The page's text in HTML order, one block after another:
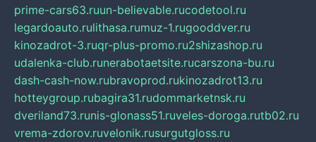
prime-cars63.ruun-believable.rucodetool.ru
legardoauto.rulithasa.rumuz-1.rugooddver.ru
kinozadrot-3.ruqr-plus-promo.ru2shizashop.ru
udalenka-club.runerabotaetsite.rucarszona-bu.ru
dash-cash-now.rubravoprod.rukinozadrot13.ru
hotteygroup.rubagira31.rudommarketnsk.ru
dveriland73.runis-glonass51.ruveles-doroga.rutb02.ru
vrema-zdorov.ruvelonik.rusurgutgloss.ru